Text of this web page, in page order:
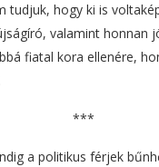
tudjuk, hogy ki is
valamint honnan
fiatal kora ellenére,
***
a politikus férjek